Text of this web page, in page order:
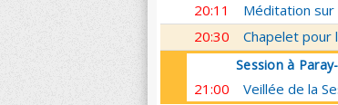
20:11 Méditation sur
20:30 Chapelet pour
Session à
21:00
Veillée de la